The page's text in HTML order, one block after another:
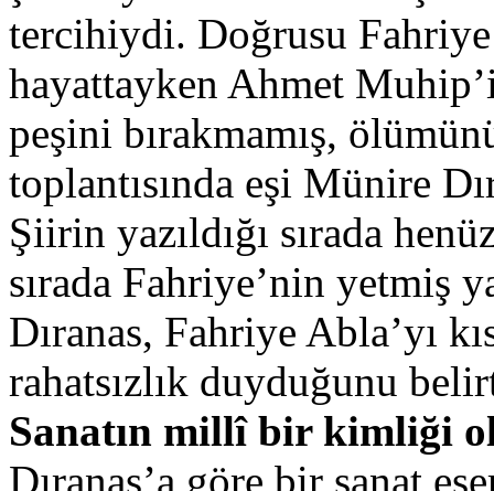
tercihiydi. Doğrusu Fahriye
hayattayken Ahmet
peşini bırakmamış,
toplantısında eşi Münire
Şiirin yazıldığı sırada
sırada Fahriye’nin yetmiş
Dıranas, Fahriye Abla’yı
rahatsızlık duyduğunu
Sanatın millî bir kimliği
Dıranas’a göre bir sanat